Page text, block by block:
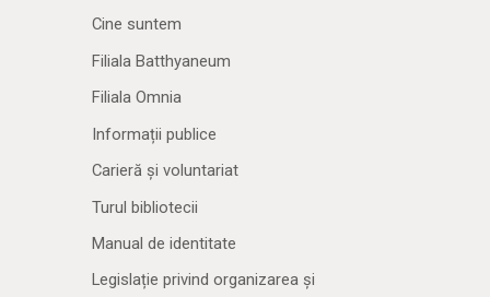
Cine suntem
Filiala Batthyaneum
Filiala Omnia
Informații publice
Carieră și voluntariat
Turul bibliotecii
Manual de identitate
Legislație privind organizarea și